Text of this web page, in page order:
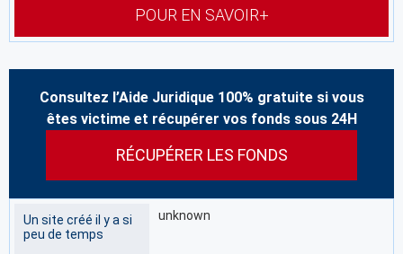
POUR EN SAVOIR+
Consultez l’Aide Juridique 100% gratuite si vous
êtes victime et récupérer vos fonds sous 24H
RÉCUPÉRER LES FONDS
Un site créé il y a si
peu de temps
unknown